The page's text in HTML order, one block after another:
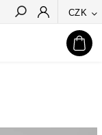
CZK
Hledat